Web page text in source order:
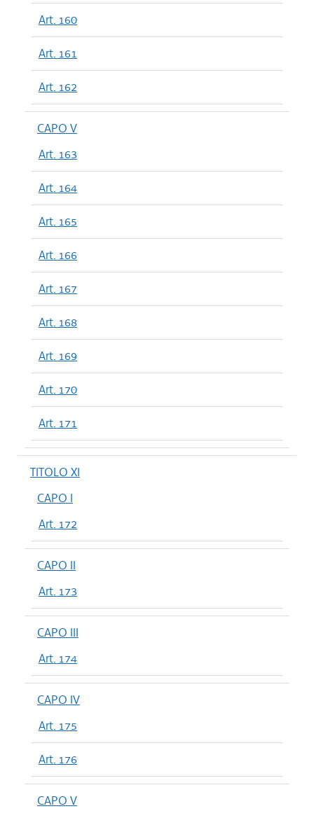
Art. 160
Art. 161
Art. 162
CAPO V
Art. 163
Art. 164
Art. 165
Art. 166
Art. 167
Art. 168
Art. 169
Art. 170
Art. 171
TITOLO XI
CAPO I
Art. 172
CAPO II
Art. 173
CAPO III
Art. 174
CAPO IV
Art. 175
Art. 176
CAPO V